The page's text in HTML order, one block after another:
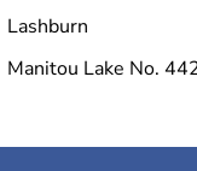
Lashburn
Manitou Lake No.